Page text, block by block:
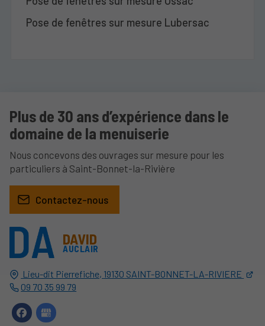
Pose de fenêtres sur mesure Lubersac
DAVID
AUCLAIR
Lieu-dit Pierrefiche, 19130 SAINT-BONNET-LA-RIVIERE
09 70 35 99 79
Plus de 30 ans d’expérience dans le
domaine de la menuiserie
Nous concevons des ouvrages sur mesure pour les
particuliers à Saint-Bonnet-la-Rivière
Contactez-nous